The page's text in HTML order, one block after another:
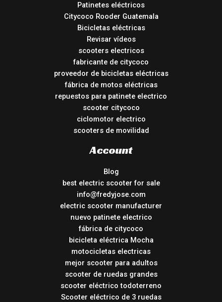
Patinetes eléctricos
Citycoco Rooder Guatemala
Bicicletas eléctricas
Revisar vídeos
scooters electricos
fabricante de citycoco
proveedor de bicicletas eléctricas
fábrica de motos eléctricas
repuestos para patinete electrico
scooter citycoco
ciclomotor electrico
scooters de movilidad
Account
Blog
best electric scooter for sale
info@fredyjose.com
electric scooter manufacturer
nuevo patinete electrico
fábrica de citycoco
bicicleta eléctrica Mocha
motocicletas electricas
mejor scooter para adultos
scooter de ruedas grandes
scooter eléctrico todoterreno
Scooter eléctrico de 3 ruedas